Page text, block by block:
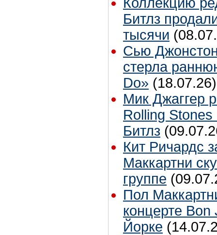
Битлз
тысячи
Сью
стерла
Do» (18.07.26)
Мик Джаггер
Rolling Stones
Битлз
Кит Ричардс
Маккартни
группе
Пол
концерте
Йорке